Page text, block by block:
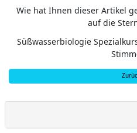
Wie hat Ihnen dieser Artikel
auf die
Süßwasserbiologie